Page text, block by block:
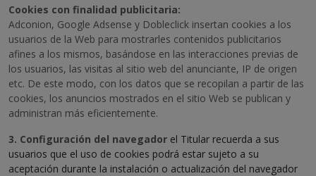
Cookies con finalidad publicitaria:
Adconion, Google Adsense y Dobleclick insertan cookies a los
usuarios de la Web para mostrarles contenidos publicitarios
afines a los mismos, basándose en las interacciones previas de
los usuarios, las visitas al sitio web del anunciante, IP de origen
etc. De este modo, con los datos que se recopilan a partir de las
cookies, los anuncios mostrados en el sitio Web se publican y
administran más eficientemente.
3. Configuración del navegador el Titular recuerda a sus
usuarios que el uso de cookies podrá estar sujeto a su
aceptación durante la instalación o actualización del navegador